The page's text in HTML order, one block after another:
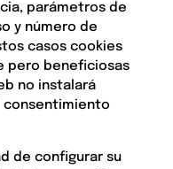
parámetros de
y número de
casos cookies
pero beneficiosas
no instalará
consentimiento
de configurar su